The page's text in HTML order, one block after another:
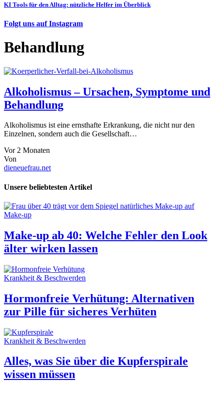
KI Tools für den Alltag: nützliche Helfer im Überblick
Folgt uns auf Instagram
Behandlung
Alkoholismus – Ursachen, Symptome und
Behandlung
Alkoholismus ist eine ernsthafte Erkrankung, die nicht nur den
Einzelnen, sondern auch die Gesellschaft…
Vor 2 Monaten
Von
dieneuefrau.net
Unsere beliebtesten Artikel
Make-up
Make-up ab 40: Welche Fehler den Look
älter wirken lassen
Krankheit & Beschwerden
Hormonfreie Verhütung: Alternativen
zur Pille für sicheres Verhüten
Krankheit & Beschwerden
Alles, was Sie über die Kupferspirale
wissen müssen